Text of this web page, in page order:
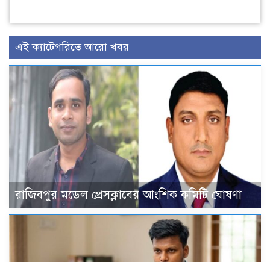
এই ক্যাটেগরিতে আরো খবর
রাজিবপুর মডেল প্রেসক্লাবের আংশিক কমিটি ঘোষণা